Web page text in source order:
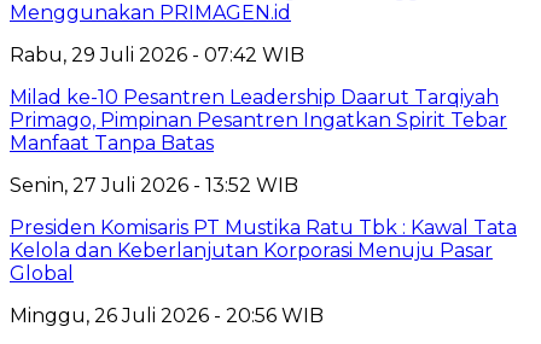
Menggunakan PRIMAGEN.id
Rabu, 29 Juli 2026 - 07:42 WIB
Milad ke-10 Pesantren Leadership Daarut Tarqiyah
Primago, Pimpinan Pesantren Ingatkan Spirit Tebar
Manfaat Tanpa Batas
Senin, 27 Juli 2026 - 13:52 WIB
Presiden Komisaris PT Mustika Ratu Tbk : Kawal Tata
Kelola dan Keberlanjutan Korporasi Menuju Pasar
Global
Minggu, 26 Juli 2026 - 20:56 WIB